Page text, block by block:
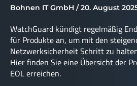
Bohnen IT GmbH 20. August
WatchGuard kündigt regelmäßig
für Produkte an, um mit den
Netzwerksicherheit Schritt zu
Hier finden Sie eine Übersicht der
EOL erreichen.